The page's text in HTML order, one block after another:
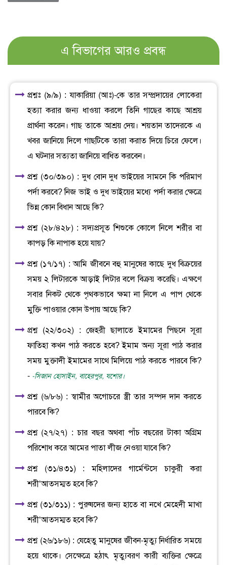
এ বিভাগের আরও প্রবন্ধ
প্রশ্নঃ (৯/৯) : যাকারিয়া (আঃ)-কে তার সম্প্রদায়ের লোকেরা
হত্যা করার জন্য ধাওয়া করলে তিনি গাছের কাছে আশ্রয়
প্রার্থনা করেন। গাছ তাকে আশ্রয় দেয়। শয়তান তাদেরকে এ
খবর জানিয়ে দিলে গাছটিকে তারা করাত দিয়ে চিরে ফেলে।
এ ঘটনার সত্যতা জানিয়ে বাধিত করবেন।
প্রশ্ন (৩০/৩৯০) : দুধ বোন দুধ ভাইয়ের সামনে কি পরিমাণ
পর্দা করবে? নিজ ভাই ও দুধ ভাইয়ের মধ্যে পর্দা করার ক্ষেত্রে
ভিন্ন কোন বিধান আছে কি?
প্রশ্ন (২৮/৪২৮) : সদ্যপ্রসূত শিশুকে কোলে নিলে শরীর বা
কাপড় কি নাপাক হয়ে যায়?
প্রশ্ন (১৭/১৭) : আমি জীবনে বহু মানুষের কাছে দুধ বিক্রয়ের
সময় ২ লিটারকে আড়াই লিটার বলে বিক্রয় করেছি। এক্ষণে
সবার নিকট থেকে পৃথকভাবে ক্ষমা না নিলে এ পাপ থেকে
মুক্তি পাওয়ার কোন উপায় আছে কি?
প্রশ্ন (২২/৩০২) : জেহরী ছালাতে ইমামের পিছনে সূরা
ফাতিহা কখন পাঠ করতে হবে? ইমাম অন্য সূরা পাঠ করার
সময় মুক্তাদী ইমামের সাথে মিলিয়ে পাঠ করতে পারবে কি?
- -সিজান হোসাইন, বাহেরপুর, যশোর।
প্রশ্ন (৬/৮৬) : স্বামীর অগোচরে স্ত্রী তার সম্পদ দান করতে
পারবে কি?
প্রশ্ন (২৭/২৭) : চার বছর অথবা পাঁচ বছরের টাকা অগ্রিম
পরিশোধ করে আমের পাতা লীজ নেওয়া যাবে কি?
প্রশ্ন (৩১/৪৩১) : মহিলাদের গার্মেন্টসে চাকুরী করা
শরী‘আতসম্মত হবে কি?
প্রশ্ন (৩১/৩১১) : পুরুষদের জন্য হাতে বা নখে মেহেদী মাখা
শরী‘আতসম্মত হবে কি?
প্রশ্ন (২৬/১৮৬) : যেহেতু মানুষের জীবন-মৃত্যু নির্ধারিত সময়ে
হয়ে থাকে। সেক্ষেত্রে হঠাৎ মৃত্যুবরণ কারী ব্যক্তির ক্ষেত্রে